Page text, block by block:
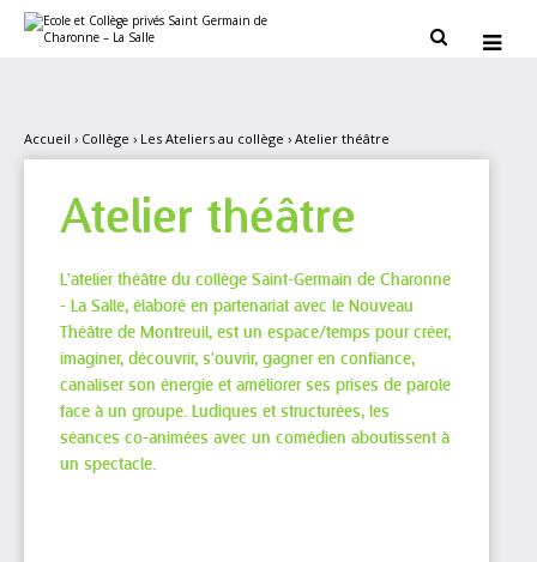
contenu.
personnels
 
Accueil › Collège › Les Ateliers au collège › Atelier théâtre
Atelier théâtre
L'atelier théâtre du collège Saint-Germain de Charonne
- La Salle, élaboré en partenariat avec le Nouveau
Théâtre de Montreuil, est un espace/temps pour créer,
imaginer, découvrir, s'ouvrir, gagner en confiance,
canaliser son énergie et améliorer ses prises de parole
face à un groupe. Ludiques et structurées, les
séances co-animées avec un comédien aboutissent à
un spectacle.